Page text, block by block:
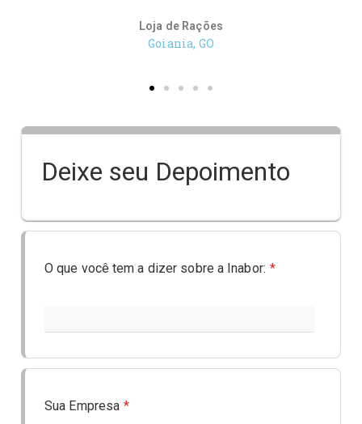
Loja de Rações
Goiania, GO
Deixe seu Depoimento
O que você tem a dizer sobre a Inabor: *
Sua Empresa *